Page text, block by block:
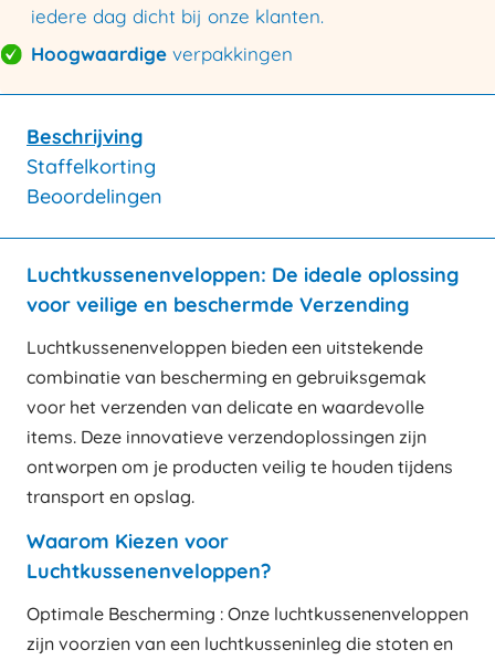
iedere dag dicht bij onze klanten.
Hoogwaardige verpakkingen
Beschrijving
Staffelkorting
Beoordelingen
Luchtkussenenveloppen: De ideale oplossing
voor veilige en beschermde Verzending
Luchtkussenenveloppen bieden een uitstekende
combinatie van bescherming en gebruiksgemak
voor het verzenden van delicate en waardevolle
items. Deze innovatieve verzendoplossingen zijn
ontworpen om je producten veilig te houden tijdens
transport en opslag.
Waarom Kiezen voor
Luchtkussenenveloppen?
Optimale Bescherming : Onze luchtkussenenveloppen
zijn voorzien van een luchtkusseninleg die stoten en